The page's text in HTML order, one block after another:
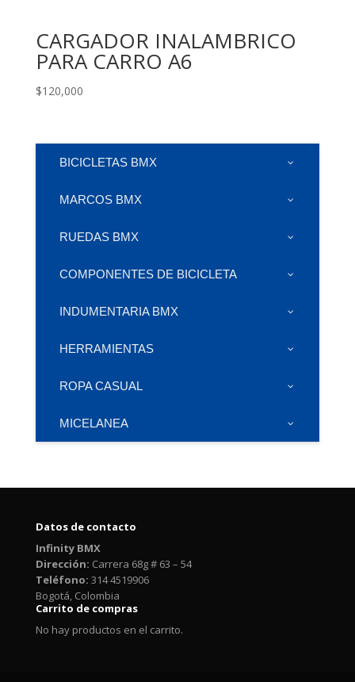
CARGADOR INALAMBRICO
PARA CARRO A6
$120,000
BICICLETAS BMX
MARCOS BMX
RUEDAS BMX
COMPONENTES DE BICICLETA
INDUMENTARIA BMX
HERRAMIENTAS
ROPA CASUAL
MICELANEA
Datos de contacto
Infinity BMX
Dirección: Carrera 68g # 63 – 54
Teléfono: 314 4519906
Bogotá, Colombia
Carrito de compras
No hay productos en el carrito.